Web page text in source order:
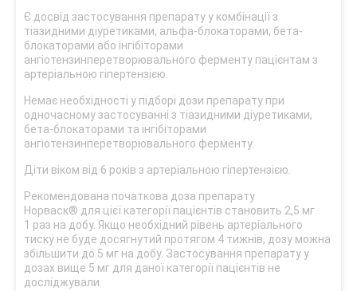
Є досвід застосування препарату у комбінації з
тіазидними діуретиками, альфа-блокаторами, бета-
блокаторами або інгібіторами
ангіотензинперетворювального ферменту пацієнтам з
артеріальною гіпертензією.
Немає необхідності у підборі дози препарату при
одночасному застосуванні з тіазидними діуретиками,
бета-блокаторами та інгібіторами
ангіотензинперетворювального ферменту.
Діти віком від 6 років з артеріальною гіпертензією.
Рекомендована початкова доза препарату
Норваск® для цієї категорії пацієнтів становить 2,5 мг
1 раз на добу. Якщо необхідний рівень артеріального
тиску не буде досягнутий протягом 4 тижнів, дозу можна
збільшити до 5 мг на добу. Застосування препарату у
дозах вище 5 мг для даної категорії пацієнтів не
досліджували.